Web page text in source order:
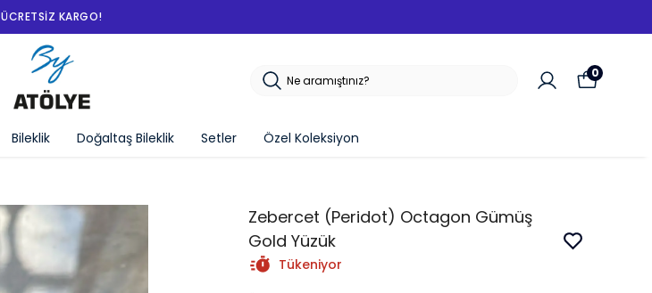
ÜCRETSIZ KARGO!
Bileklik Doğaltaş Bileklik Setler Özel Koleksiyon
0
Zebercet (Peridot) Octagon Gümüş
Gold Yüzük
Tükeniyor